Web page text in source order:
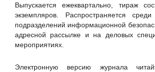
БИРСЕК
Вестник связи
Гарда Технологии
Доктор Веб
Выпускается ежеквартально, тираж
экземпляров. Распространяется среди
подразделений информационной
адресной рассылке и на деловых
мероприятиях.
Электронную версию журнала